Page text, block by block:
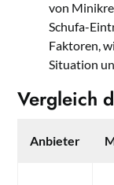
von
Schufa-
Faktoren,
Situation
Vergleich
Anbieter